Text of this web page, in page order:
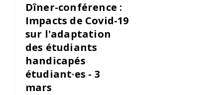
Dîner-conférence :
Impacts de Covid-19
sur l'adaptation
des étudiants
handicapés
étudiant·es - 3
mars